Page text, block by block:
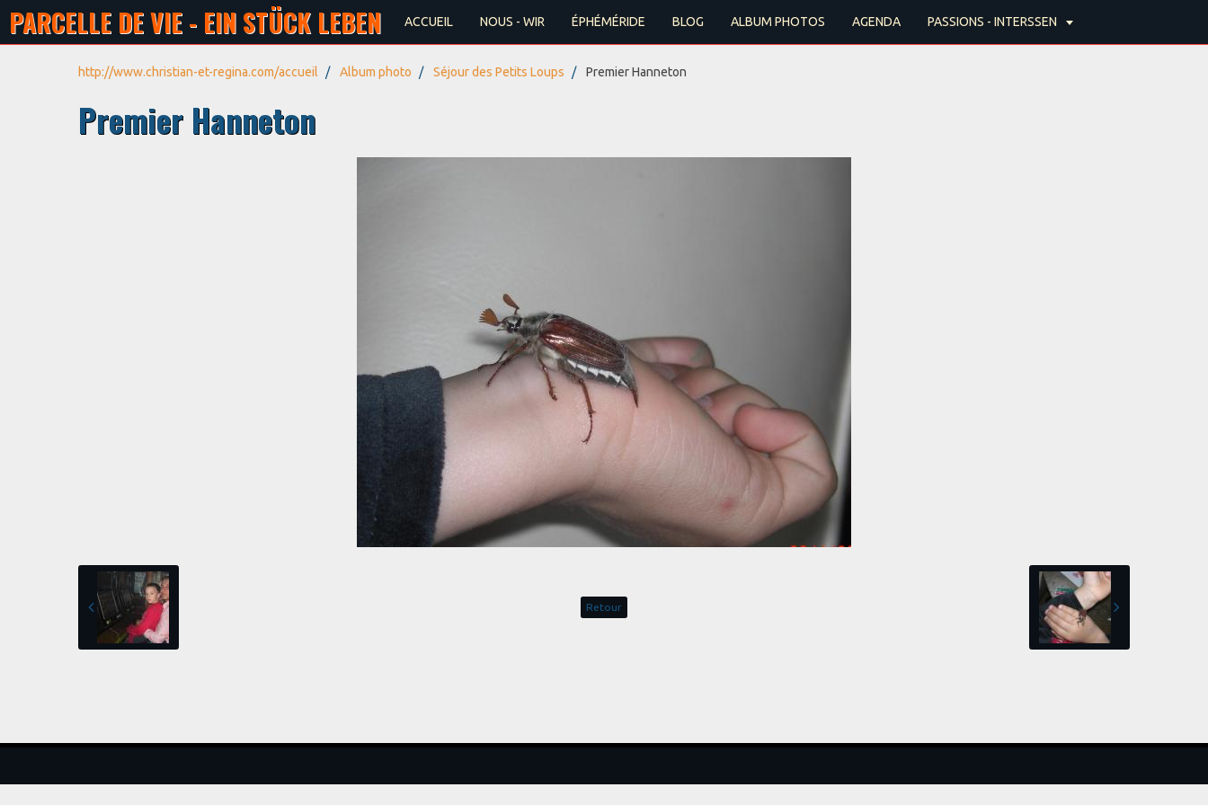
PARCELLE DE VIE - EIN STÜCK LEBEN ACCUEIL NOUS - WIR ÉPHÉMÉRIDE BLOG ALBUM PHOTOS AGENDA PASSIONS - INTERSSEN
http://www.christian-et-regina.com/accueil Album photo Séjour des Petits Loups Premier Hanneton
Premier Hanneton
Retour